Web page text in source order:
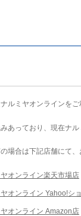
ルミヤオンラインを
あっており、現在ナ
場合は下記店舗にて、
オンライン楽天市場店
オンライン Yahoo!シ
オンライン Amazon店